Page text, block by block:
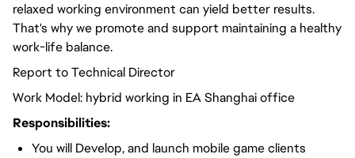
relaxed working environment can yield better results.
That's why we promote and support maintaining a healthy
work-life balance.
Report to Technical Director
Work Model: hybrid working in EA Shanghai office
Responsibilities:
You will Develop, and launch mobile game clients